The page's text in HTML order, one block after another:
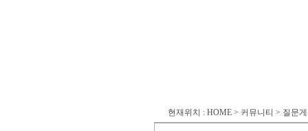
현재위치 : HOME > 커뮤니티 > 질문